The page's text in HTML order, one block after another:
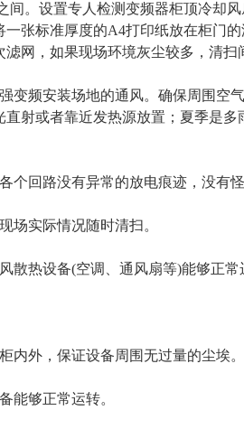
。设置专人检测变频器柜顶冷却风
张标准厚度的A4打印纸放在柜门的
网，如果现场环境灰尘较多，清扫
频安装场地的通风。确保周围空
射或者靠近发热源放置；夏季是
回路没有异常的放电痕迹，没有怪
实际情况随时清扫。
热设备(空调、通风扇等)能够正常
外，保证设备周围无过量的尘埃。
够正常运转。